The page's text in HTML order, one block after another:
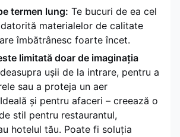
termen lung: Te bucuri de ea cel
materialelor de calitate
îmbătrânesc foarte încet.
limitată doar de imaginația
ușii de la intrare, pentru a
sau a proteja un aer
și pentru afaceri – creează o
stil pentru restaurantul,
hotelul tău. Poate fi soluția